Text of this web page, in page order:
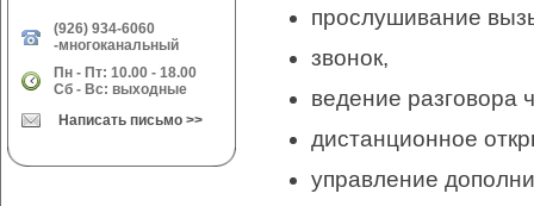
(926) 934-6060
-многоканальный
Пн - Пт: 10.00 - 18.00
Сб - Вс: выходные
Написать письмо >>
прослушивание
звонок,
ведение разговора
дистанционное
управление